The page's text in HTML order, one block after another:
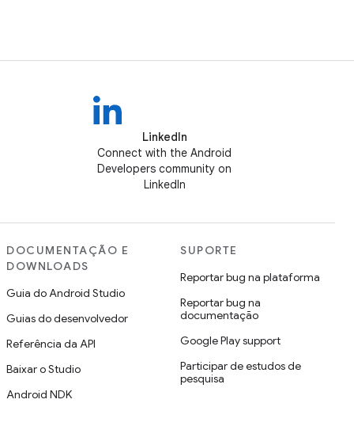
LinkedIn
Connect with the Android
Developers community on
LinkedIn
DOCUMENTAÇÃO E
DOWNLOADS
Guia do Android Studio
Guias do desenvolvedor
Referência da API
Baixar o Studio
Android NDK
SUPORTE
Reportar bug na plataforma
Reportar bug na
documentação
Google Play support
Participar de estudos de
pesquisa